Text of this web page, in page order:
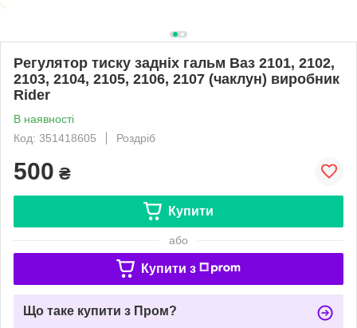
Регулятор тиску задніх гальм Ваз 2101, 2102,
2103, 2104, 2105, 2106, 2107 (чаклун) виробник
Rider
В наявності
Код: 351418605
Роздріб
500 ₴
Купити
або
Купити з
Що таке купити з Пром?